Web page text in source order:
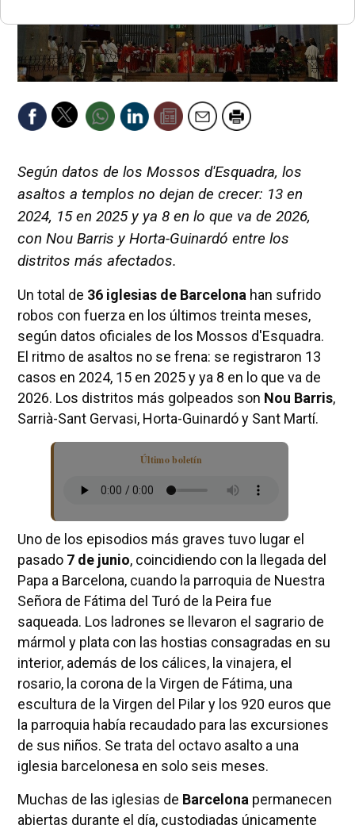
Según datos de los Mossos d'Esquadra, los
asaltos a templos no dejan de crecer: 13 en
2024, 15 en 2025 y ya 8 en lo que va de 2026,
con Nou Barris y Horta-Guinardó entre los
distritos más afectados.
Un total de 36 iglesias de Barcelona han sufrido
robos con fuerza en los últimos treinta meses,
según datos oficiales de los Mossos d'Esquadra.
El ritmo de asaltos no se frena: se registraron 13
casos en 2024, 15 en 2025 y ya 8 en lo que va de
2026. Los distritos más golpeados son Nou Barris,
Sarrià-Sant Gervasi, Horta-Guinardó y Sant Martí.
Último boletín
Uno de los episodios más graves tuvo lugar el
pasado 7 de junio, coincidiendo con la llegada del
Papa a Barcelona, cuando la parroquia de Nuestra
Señora de Fátima del Turó de la Peira fue
saqueada. Los ladrones se llevaron el sagrario de
mármol y plata con las hostias consagradas en su
interior, además de los cálices, la vinajera, el
rosario, la corona de la Virgen de Fátima, una
escultura de la Virgen del Pilar y los 920 euros que
la parroquia había recaudado para las excursiones
de sus niños. Se trata del octavo asalto a una
iglesia barcelonesa en solo seis meses.
Muchas de las iglesias de Barcelona permanecen
abiertas durante el día, custodiadas únicamente